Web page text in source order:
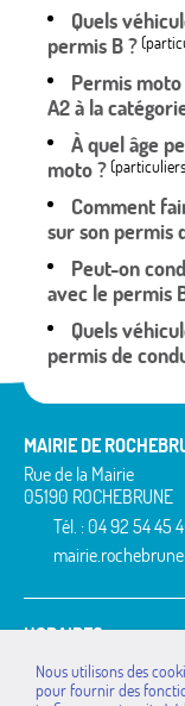
Quels
permis B ?
Permis
A2 à la
À quel âge
moto ?
Comment
sur son permis
Peut-on
avec le permis
Quels
permis de
MAIRIE DE
Rue de la Mairie
05190 ROCHEBRUNE
Tél. : 04 92 54 45
HORAIRES
lundi : de 9h à 11h
mardi : de 9h à 11h
Nous utilisons des
pour fournir des